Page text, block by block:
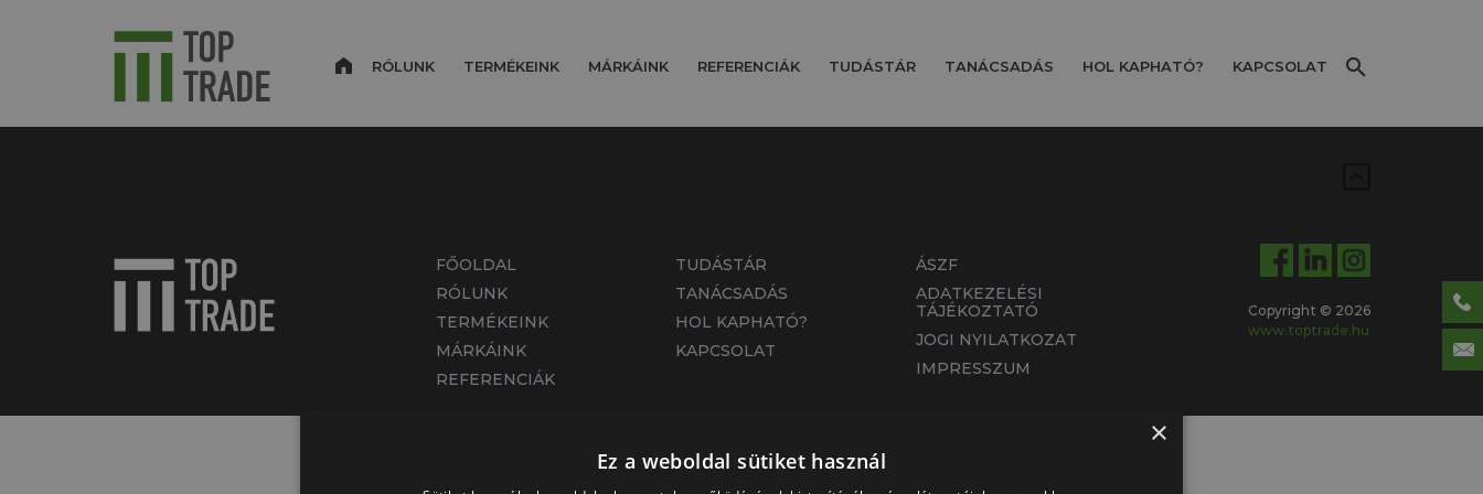
RÓLUNK TERMÉKEINK MÁRKÁINK REFERENCIÁK TUDÁSTÁR TANÁCSADÁS HOL KAPHATÓ? KAPCSOLAT
FŐOLDAL
RÓLUNK
TERMÉKEINK
MÁRKÁINK
REFERENCIÁK
TUDÁSTÁR
TANÁCSADÁS
HOL KAPHATÓ?
KAPCSOLAT
ÁSZF
ADATKEZELÉSI
TÁJÉKOZTATÓ
JOGI NYILATKOZAT
IMPRESSZUM
Copyright © 2026
www.toptrade.hu
×
Ez a weboldal sütiket használ